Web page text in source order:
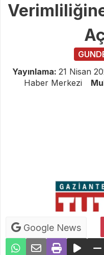
Yayınlama: 21 Nisan
Haber Merkezi
Google News